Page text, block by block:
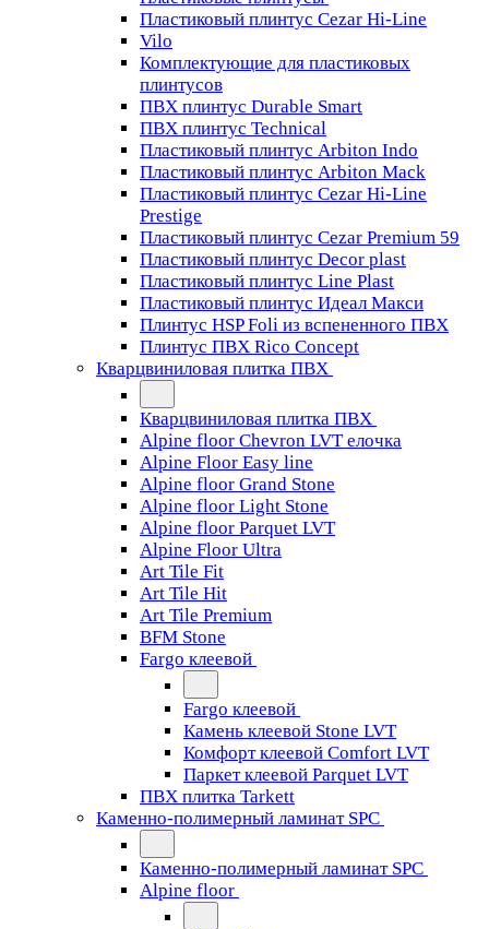
Пластиковый плинтус Cezar Hi-Line
Vilo
Комплектующие для пластиковых
плинтусов
ПВХ плинтус Durable Smart
ПВХ плинтус Technical
Пластиковый плинтус Arbiton Indo
Пластиковый плинтус Arbiton Mack
Пластиковый плинтус Cezar Hi-Line
Prestige
Пластиковый плинтус Cezar Premium 59
Пластиковый плинтус Decor plast
Пластиковый плинтус Line Plast
Пластиковый плинтус Идеал Макси
Плинтус HSP Foli из вспененного ПВХ
Плинтус ПВХ Rico Concept
Кварцвиниловая плитка ПВХ
Кварцвиниловая плитка ПВХ
Alpine floor Chevron LVT елочка
Alpine Floor Easy line
Alpine floor Grand Stone
Alpine floor Light Stone
Alpine floor Parquet LVT
Alpine Floor Ultra
Art Tile Fit
Art Tile Hit
Art Tile Premium
BFM Stone
Fargo клеевой
Fargo клеевой
Камень клеевой Stone LVT
Комфорт клеевой Comfort LVT
Паркет клеевой Parquet LVT
ПВХ плитка Tarkett
Каменно-полимерный ламинат SPC
Каменно-полимерный ламинат SPC
Alpine floor